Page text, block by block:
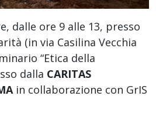
dalle ore 9 alle 13, presso
(in via Casilina Vecchia
“Etica della
dalla CARITAS
in collaborazione con GrIS